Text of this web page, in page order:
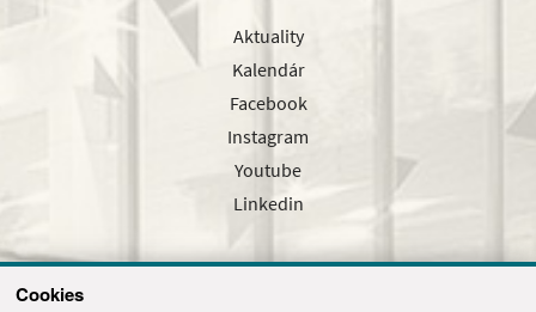
Cookies
Aktuality
Kalendár
Facebook
Instagram
Youtube
Linkedin